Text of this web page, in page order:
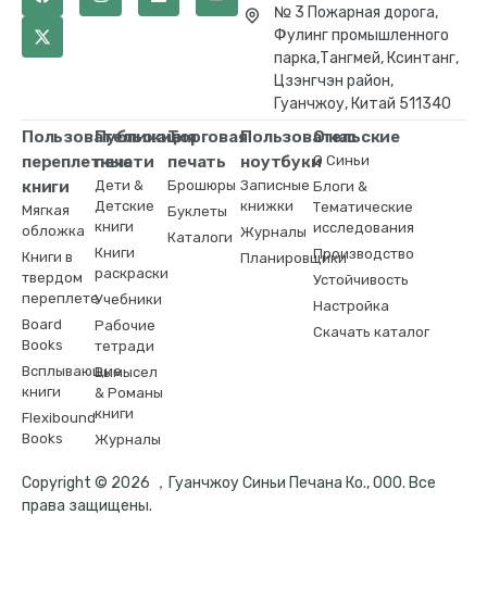
№ 3 Пожарная дорога,
Фулинг промышленного
парка,Тангмей, Ксинтанг,
Цзэнгчэн район,
Гуанчжоу, Китай 511340
Пользовательские
переплетные
книги
Мягкая
обложка
Книги в
твердом
переплете
Board
Books
Всплывающие
книги
Flexibound
Books
Публикация
печати
Дети &
Детские
книги
Книги
раскраски
Учебники
Рабочие
тетради
Вымысел
& Романы
книги
Журналы
Торговая
печать
Брошюры
Буклеты
Каталоги
Пользовательские
ноутбуки
Записные
книжки
Журналы
Планировщики
О нас
О Синьи
Блоги &
Тематические
исследования
Производство
Устойчивость
Настройка
Скачать каталог
Copyright © 2026 ，Гуанчжоу Синьи Печана Ко., ООО. Все
права защищены.